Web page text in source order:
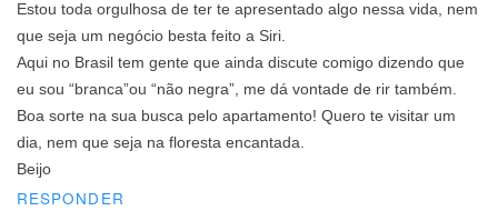
Estou toda orgulhosa de ter te apresentado algo nessa vida, nem
que seja um negócio besta feito a Siri.
Aqui no Brasil tem gente que ainda discute comigo dizendo que
eu sou “branca”ou “não negra”, me dá vontade de rir também.
Boa sorte na sua busca pelo apartamento! Quero te visitar um
dia, nem que seja na floresta encantada.
Beijo
RESPONDER